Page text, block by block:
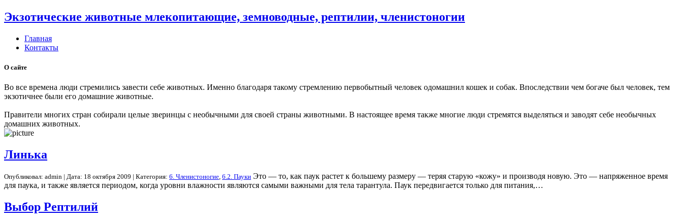
Экзотические животные млекопитающие, земноводные, рептилии, членистоногии
Главная
Контакты
О сайте
Во все времена люди стремились завести себе животных. Именно благодаря такому стремлению первобытный человек одомашнил кошек и собак. Впоследствии чем богаче был человек, тем
экзотичнее были его домашние животные.
Правители многих стран собирали целые зверинцы с необычными для своей страны животными. В настоящее время также многие люди стремятся выделяться и заводят себе необычных
домашних животных.
Линька
Опубликовал: admin | Дата: 18 октября 2009 | Категория: 6. Членистоногие 6.2. Пауки Это — то, как паук растет к большему размеру — теряя старую «кожу» и производя новую. Это — напряженное время
для паука, и также является периодом, когда уровни влажности являются самыми важными для тела тарантула. Паук передвигается только для питания,…
Выбор Рептилий